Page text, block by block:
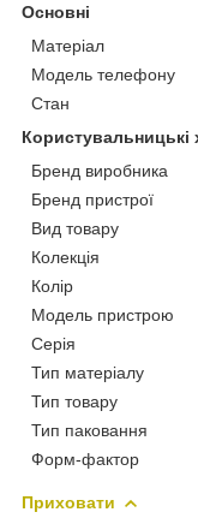
Основні
Матеріал
Модель телефону
Стан
Користувальницькі
Бренд виробника
Бренд пристрої
Вид товару
Колекція
Колір
Модель пристрою
Серія
Тип матеріалу
Тип товару
Тип паковання
Форм-фактор
Приховати